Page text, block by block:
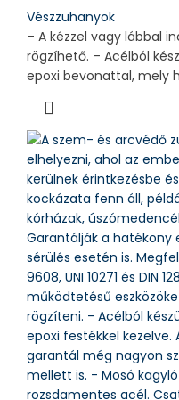
Vészzuhanyok
– A kézzel vagy lábbal
rögzíhető. – Acélból
epoxi bevonattal, mely